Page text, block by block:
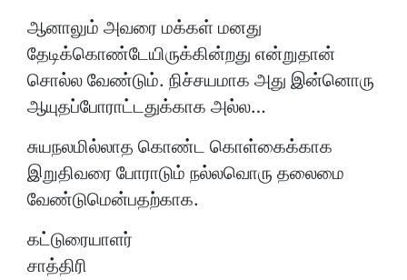
ஆனாலும் அவரை மக்கள் மனது
தேடிக்கொண்டேயிருக்கின்றது என்றுதான்
சொல்ல வேண்டும். நிச்சயமாக அது இன்னொரு
ஆயுதப்போராட்டதுக்காக அல்ல…
சுயநலமில்லாத கொண்ட கொள்கைக்காக
இறுதிவரை போராடும் நல்லவொரு தலைமை
வேண்டுமென்பதற்காக.
கட்டுரையாளர்
சாத்திரி